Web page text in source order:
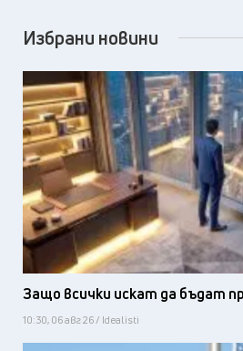
Избрани новини
Защо всички искат да бъдат
10:30, 06 авг 26 / Idealisti